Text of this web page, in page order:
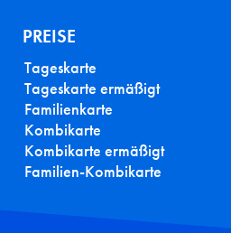
PREISE
Tageskarte
Tageskarte ermäßigt
Familienkarte
Kombikarte
Kombikarte ermäßigt
Familien-Kombikarte